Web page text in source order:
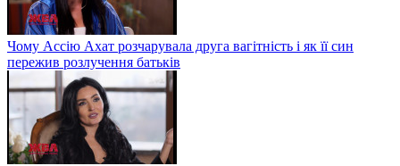
Чому Ассію Ахат розчарувала друга вагітність і як її син
пережив розлучення батьків